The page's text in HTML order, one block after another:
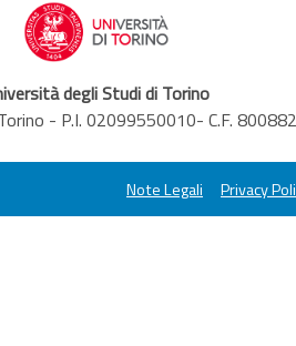
degli Studi di Torino
- P.I. 02099550010- C.F.
Note Legali Privacy